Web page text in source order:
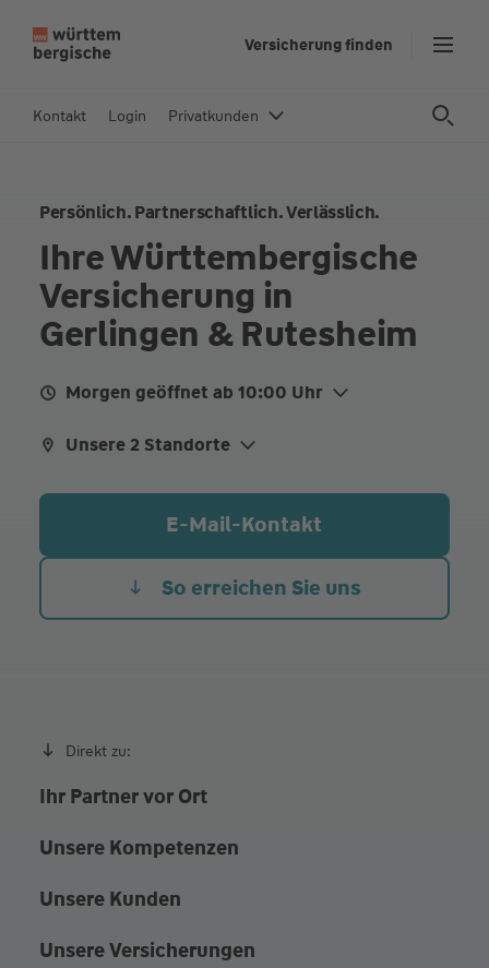
In
Versicherung finden
Kontakt Login Privatkunden
Persönlich. Partnerschaftlich. Verlässlich.
Ihre Württembergische
Versicherung in
Gerlingen & Rutesheim
Morgen geöffnet ab 10:00 Uhr
Di.
10:00 - 12:00
sowie nach Vereinbarung
Unsere 2 Standorte
Schulstraße 11, 70839 Gerlingen
Bahnhofstraße 1, 71277 Rutesheim
E-Mail-Kontakt
So erreichen Sie uns
Direkt zu:
Ihr Partner vor Ort
Unsere Kompetenzen
Unsere Kunden
Unsere Versicherungen